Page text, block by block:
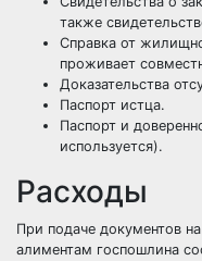
также
Справка от
проживает
Доказательства
Паспорт истца.
Паспорт и
используется).
Расходы
При подаче документов
алиментам госпошлина